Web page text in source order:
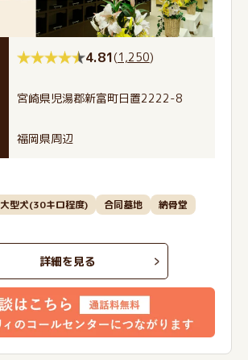
4.81(1,250)
宮崎県児湯郡新富町日置2222-8
福岡県周辺
大型犬(30キロ程度) 合同墓地
納骨堂
詳細を見る